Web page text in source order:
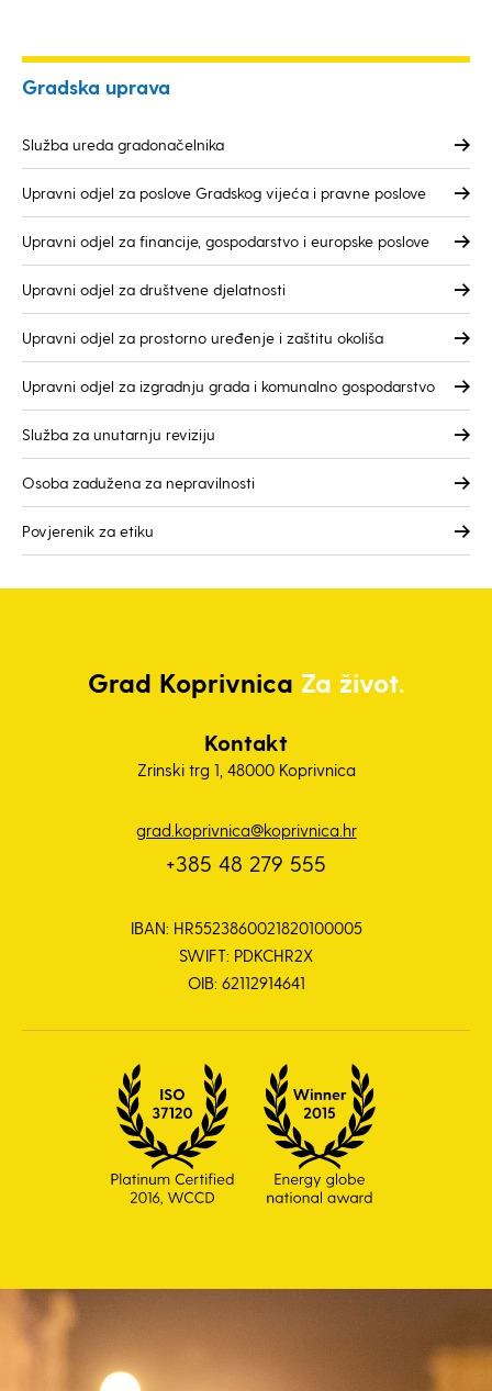
Gradska uprava
Služba ureda gradonačelnika
Upravni odjel za poslove Gradskog vijeća i pravne poslove
Upravni odjel za financije, gospodarstvo i europske poslove
Upravni odjel za društvene djelatnosti
Upravni odjel za prostorno uređenje i zaštitu okoliša
Upravni odjel za izgradnju grada i komunalno gospodarstvo
Služba za unutarnju reviziju
Osoba zadužena za nepravilnosti
Povjerenik za etiku
Grad Koprivnica Za život.
Kontakt
Zrinski trg 1, 48000 Koprivnica
grad.koprivnica@koprivnica.hr
+385 48 279 555
IBAN: HR5523860021820100005
SWIFT: PDKCHR2X
OIB: 62112914641